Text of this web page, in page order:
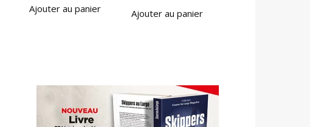
Ajouter au panier Ajouter au panier